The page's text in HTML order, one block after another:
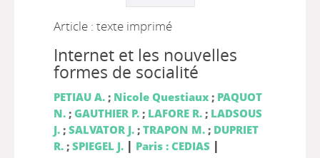
Article : texte imprimé
Internet et les nouvelles
formes de socialité
PETIAU A.; Nicole Questiaux; PAQUOT
N.; GAUTHIER P.; LAFORE R.; LADSOUS
J.; SALVATOR J.; TRAPON M.; DUPRIET
R.; SPIEGEL J. | Paris : CEDIAS |